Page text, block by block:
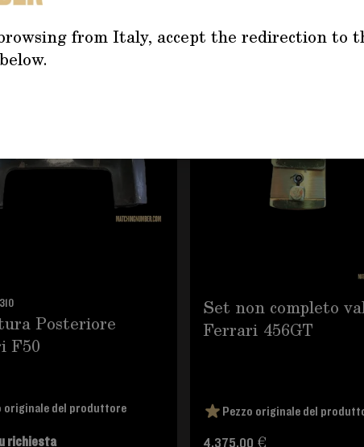
from Italy, accept the redirection to
il tasto tabulazione. È possibile saltare il
Posteriore
F50
originale del produttore
richiesta
Set non completo
Ferrari 456GT
Pezzo originale del
4.375,00 €